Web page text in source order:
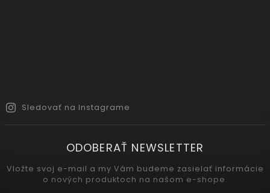
Sledovať na Instagrame
ODOBERAŤ NEWSLETTER
Vložte svoj e-mail a my Vám budeme zasielať informácie
o nových produktoch na našom e-shope.